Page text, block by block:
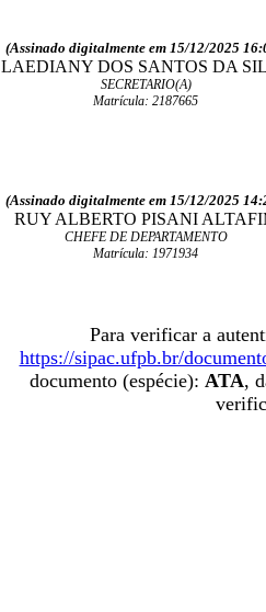
(Assinado digitalmente em 15/12/2025
LAEDIANY DOS SANTOS DA
SECRETARIO(A)
Matrícula: 2187665
(Assinado digitalmente em 15/12/2025
RUY ALBERTO PISANI
CHEFE DE DEPARTAMENTO
Matrícula: 1971934
Para verificar a
https://sipac.ufpb.br/
documento (espécie): ATA,